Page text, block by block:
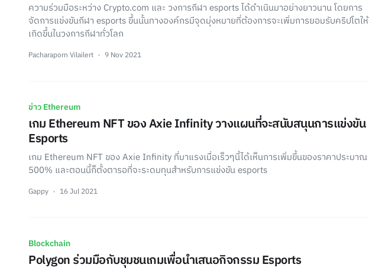
ความร่วมมือระหว่าง Crypto.com และ วงการกีฬา esports ได้ดำเนินมาอย่างยาวนาน โดยการ
จัดการแข่งขันกีฬา esports ขึ้นนั้นทางองค์กรมีจุดมุ่งหมายที่ต้องการจะเพิ่มการยอมรับคริปโตให้
เกิดขึ้นในวงการกีฬาทั่วโลก
Pacharaporn Vilailert 9 Nov 2021
ข่าว Ethereum
เกม Ethereum NFT ของ Axie Infinity วางแผนที่จะสนับสนุนการแข่งขัน
Esports
เกม Ethereum NFT ของ Axie Infinity ที่มาแรงเมื่อเร็วๆนี้ได้เห็นการเพิ่มขึ้นของราคาประมาณ
500% และตอนนี้ก็ตั้งตารอที่จะระดมทุนสำหรับการแข่งขัน esports
Gappy 16 Jul 2021
Blockchain
Polygon ร่วมมือกับชุมชนเกมเพื่อนำเสนอกิจกรรม Esports